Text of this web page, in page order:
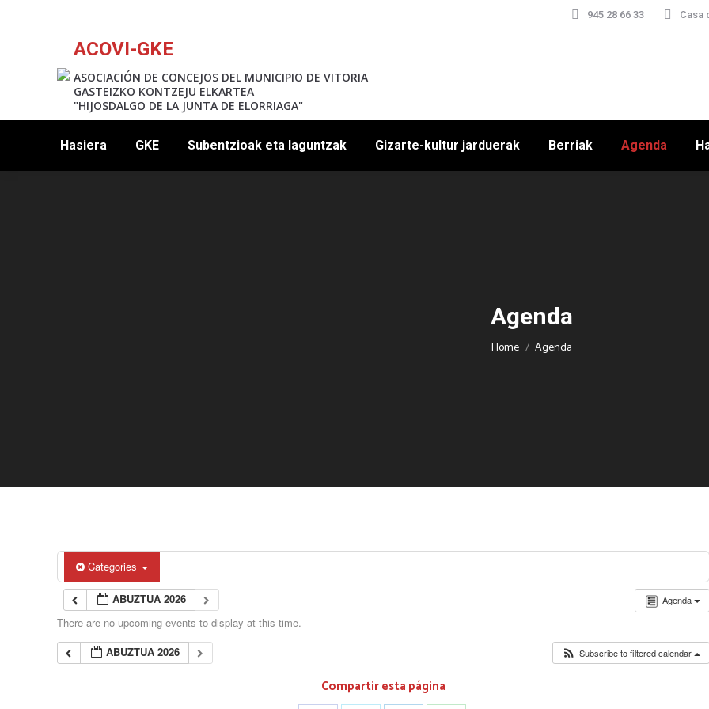
945 28 66 33 Casa
ACOVI-GKE
ASOCIACIÓN DE CONCEJOS DEL MUNICIPIO DE VITORIA
GASTEIZKO KONTZEJU ELKARTEA
"HIJOSDALGO DE LA JUNTA DE ELORRIAGA"
Hasiera GKE Subentzioak eta laguntzak Gizarte-kultur jarduerak Berriak Agenda
Agenda
You are here:
Home Agenda
Categories
Agenda
ABUZTUA 2026
There are no upcoming events to display at this time.
ABUZTUA 2026
Subscribe to filtered calendar
Compartir esta página